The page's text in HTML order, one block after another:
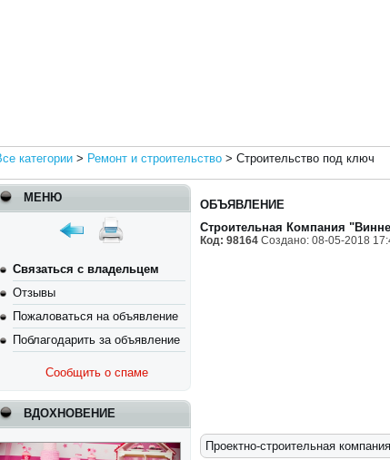
категории > Ремонт и строительство >Строительство под ключ
МЕНЮ
Связаться с владельцем
Отзывы
Пожаловаться на объявление
Поблагодарить за объявление
Сообщить о спаме
ВДОХНОВЕНИЕ
ОБЪЯВЛЕНИЕ
Строительная Компания
Код:98164 Создано: 08-05-2018
Проектно-строительная